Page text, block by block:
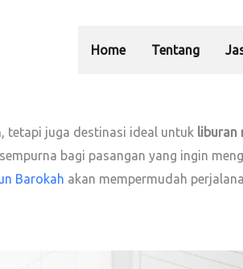
Home Tentang
tetapi juga destinasi ideal untuk liburan
bagi pasangan yang ingin
Barokah akan mempermudah